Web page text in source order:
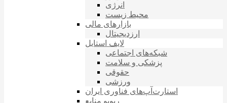
انرژی
محیط زیست
بازارهای مالی
ارزدیجیتال
لایف استایل
شبکه‌های اجتماعی
پزشکی و سلامت
حقوقی
ورزشی
استارت‌آپ‌های فناوری ایران
ریویو منابع